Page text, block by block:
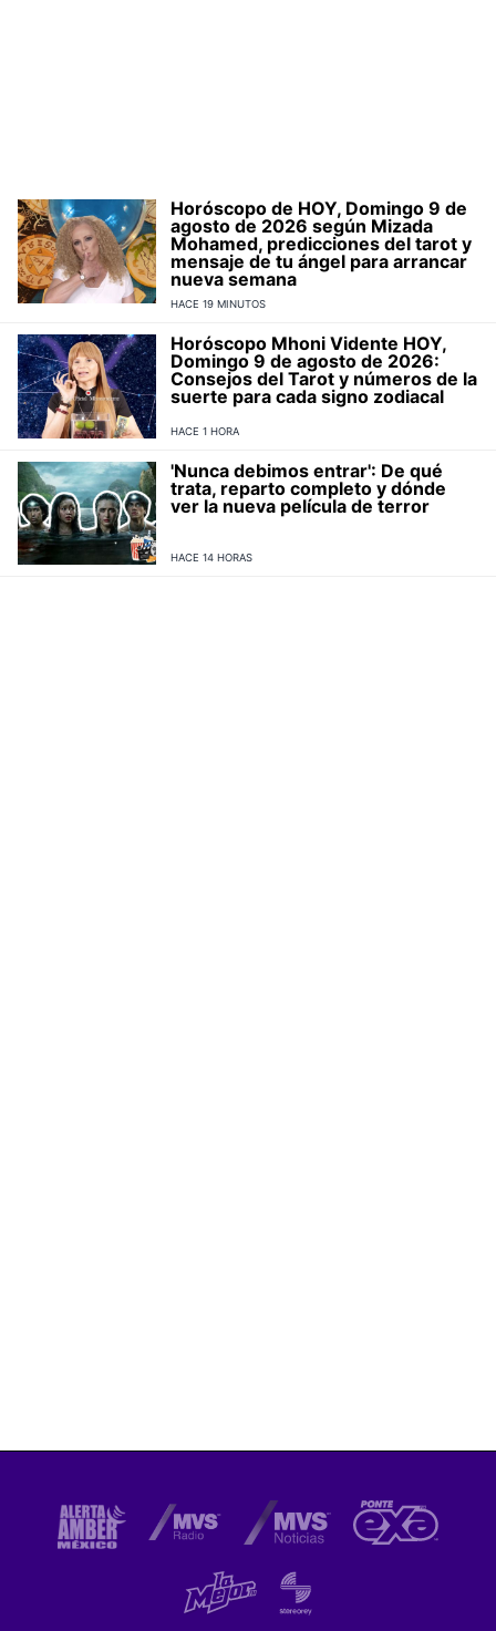
Horóscopo de HOY, Domingo 9 de
agosto de 2026 según Mizada
Mohamed, predicciones del tarot y
mensaje de tu ángel para arrancar
nueva semana
HACE 19 MINUTOS
Horóscopo Mhoni Vidente HOY,
Domingo 9 de agosto de 2026:
Consejos del Tarot y números de la
suerte para cada signo zodiacal
HACE 1 HORA
'Nunca debimos entrar': De qué
trata, reparto completo y dónde
ver la nueva película de terror
HACE 14 HORAS